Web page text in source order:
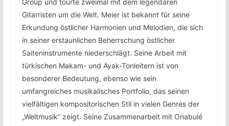
Group und tourte zweimal mit dem legendären
Gitarristen um die Welt. Meier ist bekannt für seine
Erkundung östlicher Harmonien und Melodien, die sich
in seiner erstaunlichen Beherrschung östlicher
Saiteninstrumente niederschlägt. Seine Arbeit mit
türkischen Makam- und Ayak-Tonleitern ist von
besonderer Bedeutung, ebenso wie sein
umfangreiches musikalisches Portfolio, das seinen
vielfältigen kompositorischen Stil in vielen Genres der
„Weltmusik“ zeigt. Seine Zusammenarbeit mit Onabulé